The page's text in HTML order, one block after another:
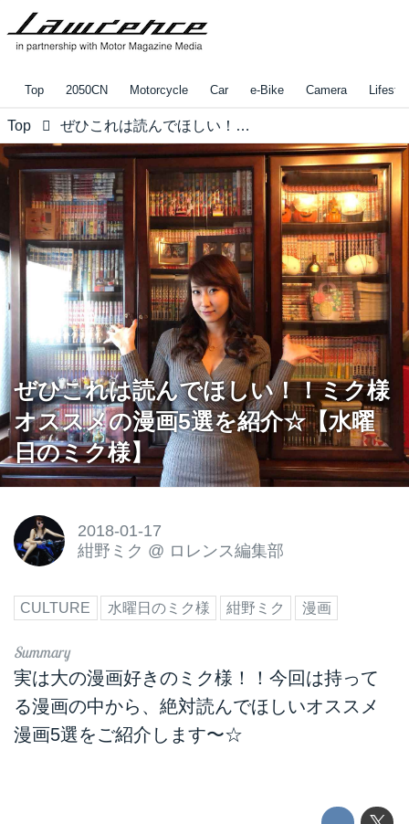
Top 2050CN Motorcycle Car e-Bike Camera
Top ぜひこれは読んでほしい！！ミク様オススメの漫画5選を紹介☆【水曜日のミク様】
ぜひこれは読んでほしい！！ミク様
オススメの漫画5選を紹介☆【水曜
日のミク様】
2018-01-17
紺野ミク @ ロレンス編集部
CULTURE 水曜日のミク様 紺野ミク 漫画
実は大の漫画好きのミク様！！今回は持って
る漫画の中から、絶対読んでほしいオススメ
漫画5選をご紹介します〜☆